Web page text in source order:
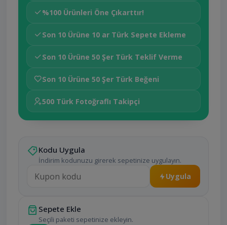
%100 Ürünleri Öne Çıkarttır!
Son 10 Ürüne 10 ar Türk Sepete Ekleme
Son 10 Ürüne 50 Şer Türk Teklif Verme
Son 10 Ürüne 50 Şer Türk Beğeni
500 Türk Fotoğraflı Takipçi
Kodu Uygula
İndirim kodunuzu girerek sepetinize uygulayın.
Uygula
Sepete Ekle
Seçili paketi sepetinize ekleyin.